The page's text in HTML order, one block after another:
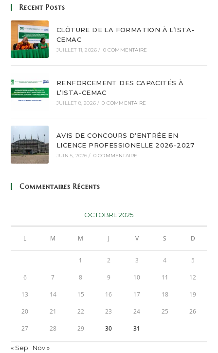
Recent Posts
CLÔTURE DE LA FORMATION À L’ISTA-
CEMAC
JUILLET 11, 2026 / 0 COMMENTAIRE
RENFORCEMENT DES CAPACITÉS À
L’ISTA-CEMAC
JUILLET 8, 2026 / 0 COMMENTAIRE
AVIS DE CONCOURS D’ENTRÉE EN
LICENCE PROFESSIONELLE 2026-2027
JUIN 5, 2026 / 0 COMMENTAIRE
Commentaires Récents
OCTOBRE 2025
L M M J V S D
1 2 3 4 5
6 7 8 9 10 11 12
13 14 15 16 17 18 19
20 21 22 23 24 25 26
27 28 29 30 31
« Sep Nov »